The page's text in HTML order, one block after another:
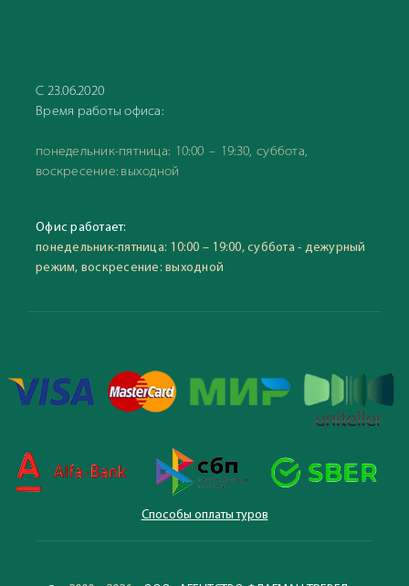
С 23.06.2020
Время работы офиса:
понедельник-пятница: 10:00 – 19:30, суббота,
воскресение: выходной
Офис работает:
понедельник-пятница: 10:00 – 19:00, суббота - дежурный
режим, воскресение: выходной
Способы оплаты туров